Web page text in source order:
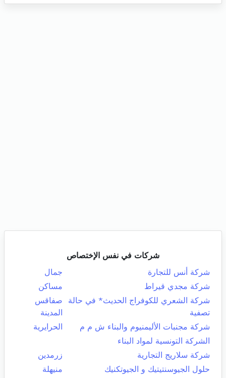
شركات في نفس الإختصاص
شركة أنس للتجارة
جمال
شركة مجدي قيراط
مساكن
شركة الشعري للكوفراج الحديث* في حالة
تصفية
صفاقس
المدينة
شركة مجنبات الأليمنيوم والبناء ش م م
الحرايرية
الشركة التونسية لمواد البناء
شركة سلاريج التجارية
زرمدين
حلول الجيوسنتيتيك و الجيوتكنيك
منيهلة